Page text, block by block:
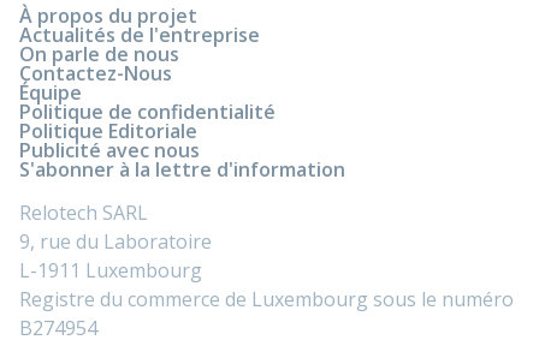
À propos du projet
Actualités de l'entreprise
On parle de nous
Contactez-Nous
Équipe
Politique de confidentialité
Politique Editoriale
Publicité avec nous
S'abonner à la lettre d'information
Relotech SARL
9, rue du Laboratoire
L-1911 Luxembourg
Registre du commerce de Luxembourg sous le numéro
B274954